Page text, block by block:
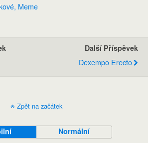
Meme
Další Příspěvek
Dexempo Erecto
Zpět na začátek
Normální